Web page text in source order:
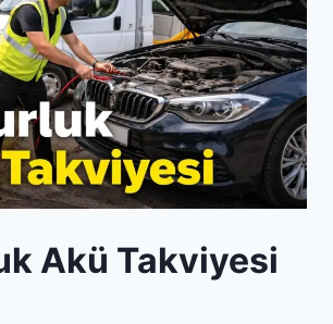
Akü Takviyesi